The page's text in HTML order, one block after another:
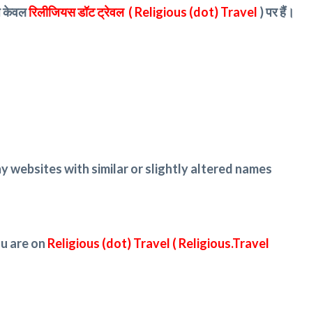
केवलरिलीजियस डॉट ट्रेवल ( Religious (dot) Travel ) पर हैं।
websites with similar or slightly altered names
are on Religious (dot) Travel ( Religious.Travel